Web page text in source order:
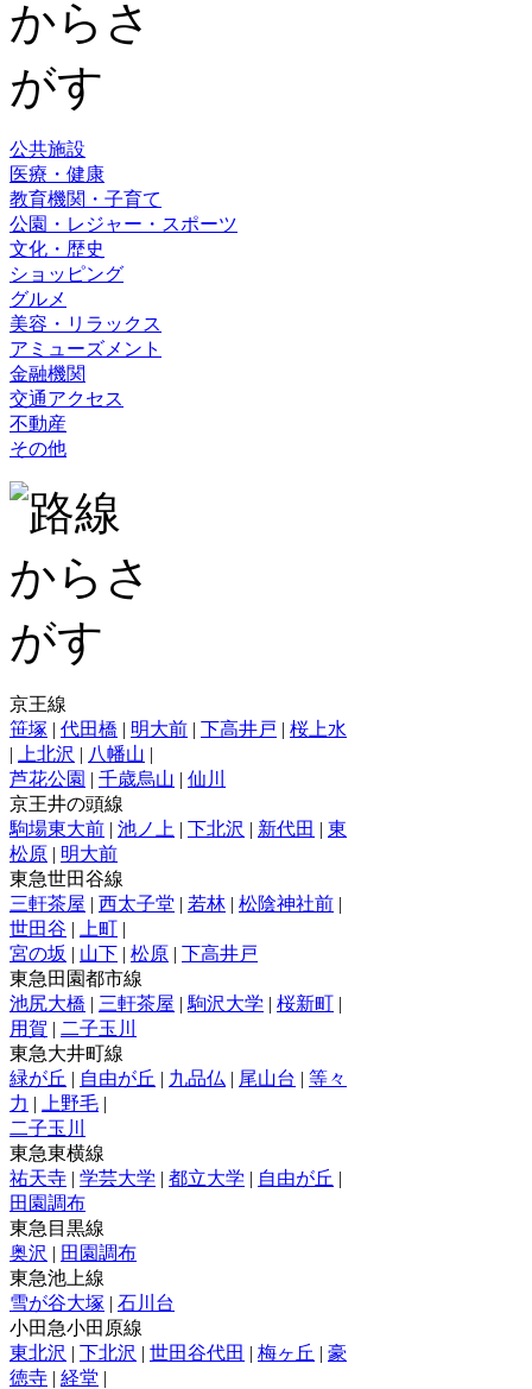
公共施設
医療・健康
教育機関・子育て
公園・レジャー・スポーツ
文化・歴史
ショッピング
グルメ
美容・リラックス
アミューズメント
金融機関
交通アクセス
不動産
その他
京王線
笹塚 | 代田橋 | 明大前 | 下高井戸 | 桜上水
|
上北沢 | 八幡山 |
芦花公園 | 千歳烏山 | 仙川
京王井の頭線
駒場東大前 | 池ノ上 | 下北沢 | 新代田 | 東
松原 | 明大前
東急世田谷線
三軒茶屋 | 西太子堂 | 若林 | 松陰神社前 |
世田谷 | 上町 |
宮の坂 | 山下 | 松原 | 下高井戸
東急田園都市線
池尻大橋 | 三軒茶屋 | 駒沢大学 | 桜新町 |
用賀 | 二子玉川
東急大井町線
緑が丘 | 自由が丘 | 九品仏 | 尾山台 | 等々
力 | 上野毛 |
二子玉川
東急東横線
祐天寺 | 学芸大学 | 都立大学 | 自由が丘 |
田園調布
東急目黒線
奥沢 | 田園調布
東急池上線
雪が谷大塚 | 石川台
小田急小田原線
東北沢 | 下北沢 | 世田谷代田 | 梅ヶ丘 | 豪
徳寺 | 経堂 |